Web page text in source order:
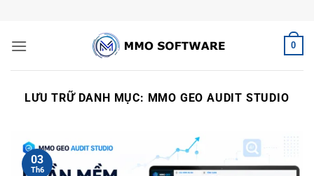
nội
0
LƯU TRỮ DANH MỤC: MMO GEO AUDIT STUDIO
03
Th6